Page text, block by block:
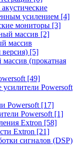
усилением [4]
мониторы [3]
массив [2]
массив
[5]
(прокатная
[49]
Powersoft
Powersoft [17]
Powersoft [1]
Extron [58]
Extron [21]
сигналов (DSP)